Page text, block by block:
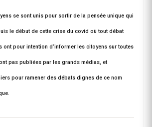
se sont unis pour sortir de la pensée unique qui
le début de cette crise du covid où tout débat
ont pour intention d’informer les citoyens sur toutes
pas publiées par les grands médias, et
pour ramener des débats dignes de ce nom